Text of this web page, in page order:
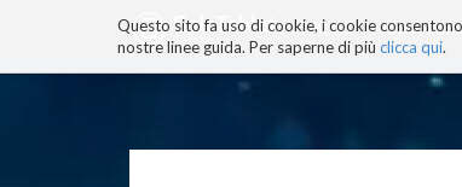
Questo sito fa uso di cookie, i cookie
nostre linee guida. Per saperne di più clicca qui.
BLOG